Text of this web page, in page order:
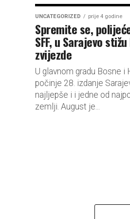
UNCATEGORIZED prije 4 godine
Spremite se,
SFF, u Sarajevo
zvijezde
U glavnom gradu Bosne
počinje 28. izdanje
najljepše i i jedne od
zemlji. August je...